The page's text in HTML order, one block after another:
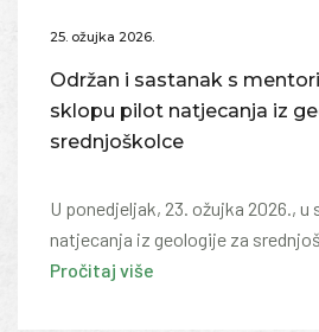
25. ožujka 2026.
Održan i sastanak s
sklopu pilot natjecanja iz
srednjoškolce
U ponedjeljak, 23. ožujka 2026.,
natjecanja iz geologije za
Pročitaj više